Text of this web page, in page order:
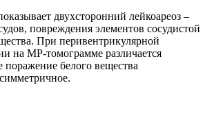
двухсторонний лейкоареоз –
повреждения элементов сосудистой
При перивентрикулярной
на МР-томограмме различается
поражение белого вещества